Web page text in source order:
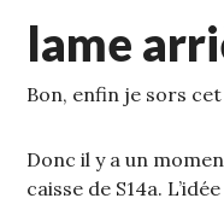
lame
Bon, enfin je sors
Donc il y a un
caisse de S14a.